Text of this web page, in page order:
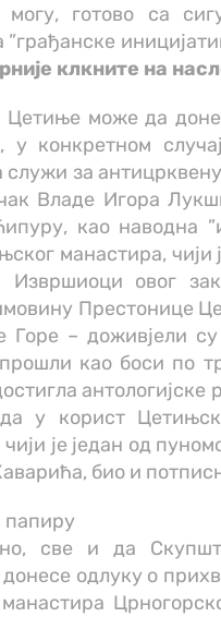
могу, готово са
клкните на
може да
у конкретном
служи за
Владе Игора
као наводна
манастира, чији
Извршиоци овог
Престонице
Горе – доживјели
као боси по
антологијске
у корист
је један од
био и
папиру
све и да
одлуку о